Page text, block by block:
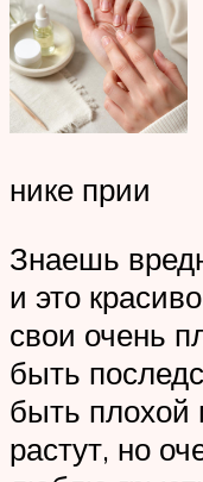
нике прии
Знаешь
и это
свои очень
быть
быть плохой
растут, но